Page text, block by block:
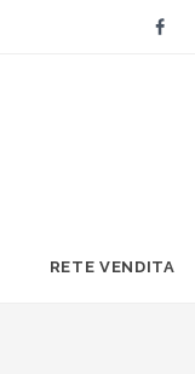
RETE VENDITA